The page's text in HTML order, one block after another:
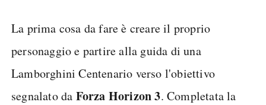
La prima cosa da fare è creare il proprio
personaggio e partire alla guida di una
Lamborghini Centenario verso l'obiettivo
segnalato da Forza Horizon 3. Completata la